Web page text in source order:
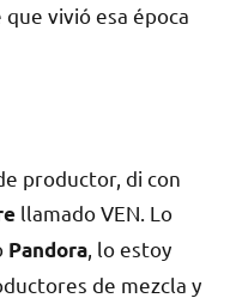
vivió esa época
productor, di con
llamado VEN. Lo
Pandora , lo estoy
de mezcla y